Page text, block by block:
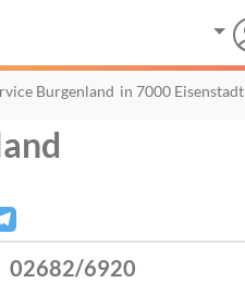
Burgenland in 7000 Eisenstadt
02682/6920